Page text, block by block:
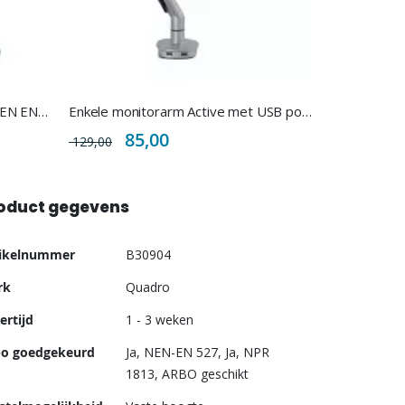
Origa TD Design bureaustoel NEN EN 1335 Enkele monitorarm Active met USB poorten
129,00
Special
Price
85,00
gegevens
B30904
Quadro
1 - 3 weken
goedgekeurd
Ja, NEN-EN 527, Ja, NPR
1813, ARBO geschikt